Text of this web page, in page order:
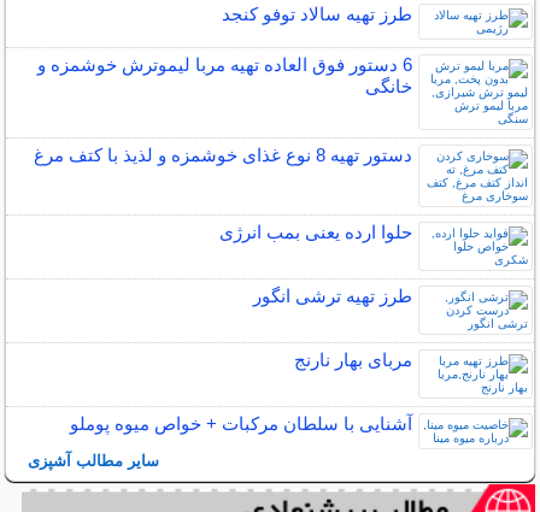
طرز تهیه سالاد توفو کنجد
6 دستور فوق العاده تهیه مربا لیموترش خوشمزه و
خانگی
دستور تهیه 8 نوع غذای خوشمزه و لذیذ با کتف مرغ
حلوا ارده یعنی بمب انرژی
طرز تهیه ترشی انگور
مربای بهار نارنج
آشنایی با سلطان مرکبات + خواص میوه پوملو
سایر مطالب آشپزی